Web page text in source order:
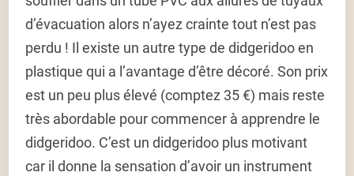
d’évacuation alors n’ayez crainte tout n’est pas
perdu ! Il existe un autre type de didgeridoo en
plastique qui a l’avantage d’être décoré. Son prix
est un peu plus élevé (comptez 35 €) mais reste
très abordable pour commencer à apprendre le
didgeridoo. C’est un didgeridoo plus motivant
car il donne la sensation d’avoir un instrument